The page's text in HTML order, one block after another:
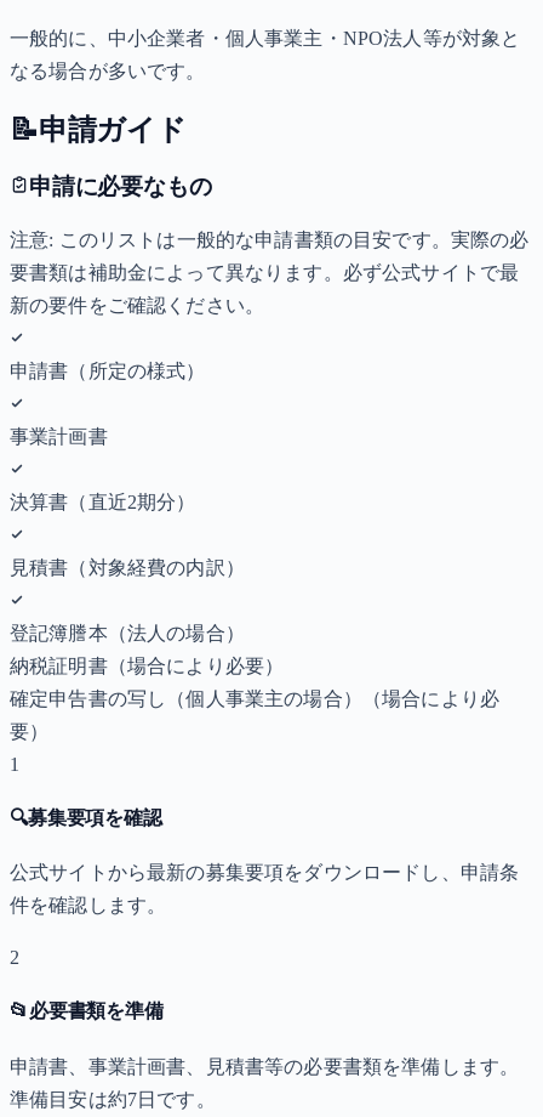
一般的に、中小企業者・個人事業主・NPO法人等が対象と
なる場合が多いです。
📝申請ガイド
申請に必要なもの
注意: このリストは一般的な申請書類の目安です。実際の必
要書類は補助金によって異なります。必ず公式サイトで最
新の要件をご確認ください。
申請書（所定の様式）
事業計画書
決算書（直近2期分）
見積書（対象経費の内訳）
登記簿謄本（法人の場合）
納税証明書（場合により必要）
確定申告書の写し（個人事業主の場合）
（場合により必
要）
1
🔍募集要項を確認
公式サイトから最新の募集要項をダウンロードし、申請条
件を確認します。
2
📂 必要書類を準備
申請書、事業計画書、見積書等の必要書類を準備します。
準備目安は約7日です。